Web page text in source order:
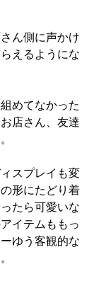
ん側に声かけ
えるようにな
めてなかった
店さん、友達
スプレイも変
形にたどり着
たら可愛いな
イテムももっ
ゆう客観的な